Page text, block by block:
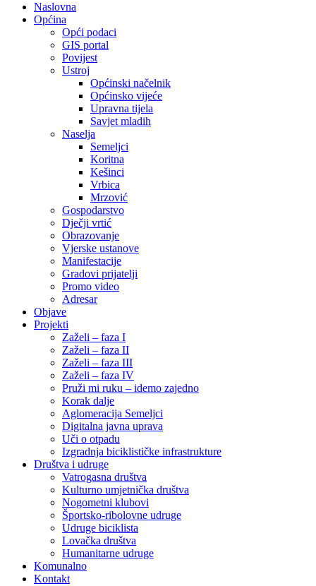
Naslovna
Općina
Opći podaci
GIS portal
Povijest
Ustroj
Općinski načelnik
Općinsko vijeće
Upravna tijela
Savjet mladih
Naselja
Semeljci
Koritna
Kešinci
Vrbica
Mrzović
Gospodarstvo
Dječji vrtić
Obrazovanje
Vjerske ustanove
Manifestacije
Gradovi prijatelji
Promo video
Adresar
Objave
Projekti
Zaželi – faza I
Zaželi – faza II
Zaželi – faza III
Zaželi – faza IV
Pruži mi ruku – idemo zajedno
Korak dalje
Aglomeracija Semeljci
Digitalna javna uprava
Uči o otpadu
Izgradnja biciklističke infrastrukture
Društva i udruge
Vatrogasna društva
Kulturno umjetnička društva
Nogometni klubovi
Športsko-ribolovne udruge
Udruge biciklista
Lovačka društva
Humanitarne udruge
Komunalno
Kontakt